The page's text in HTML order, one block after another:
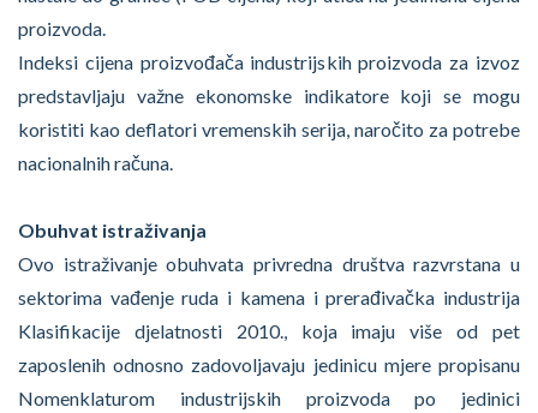
proizvoda.
Indeksi cijena proizvođača industrijskih proizvoda za izvoz
predstavljaju važne ekonomske indikatore koji se mogu
koristiti kao deflatori vremenskih serija, naročito za potrebe
nacionalnih računa.
Obuhvat istraživanja
Ovo istraživanje obuhvata privredna društva razvrstana u
sektorima vađenje ruda i kamena i prerađivačka industrija
Klasifikacije djelatnosti 2010., koja imaju više od pet
zaposlenih odnosno zadovoljavaju jedinicu mjere propisanu
Nomenklaturom industrijskih proizvoda po jedinici